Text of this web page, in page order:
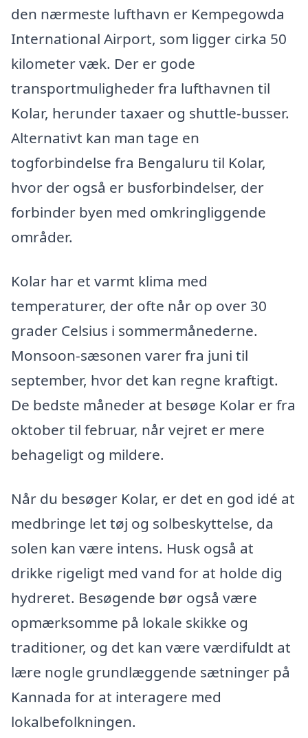
den nærmeste lufthavn er Kempegowda
International Airport, som ligger cirka 50
kilometer væk. Der er gode
transportmuligheder fra lufthavnen til
Kolar, herunder taxaer og shuttle-busser.
Alternativt kan man tage en
togforbindelse fra Bengaluru til Kolar,
hvor der også er busforbindelser, der
forbinder byen med omkringliggende
områder.
Kolar har et varmt klima med
temperaturer, der ofte når op over 30
grader Celsius i sommermånederne.
Monsoon-sæsonen varer fra juni til
september, hvor det kan regne kraftigt.
De bedste måneder at besøge Kolar er fra
oktober til februar, når vejret er mere
behageligt og mildere.
Når du besøger Kolar, er det en god idé at
medbringe let tøj og solbeskyttelse, da
solen kan være intens. Husk også at
drikke rigeligt med vand for at holde dig
hydreret. Besøgende bør også være
opmærksomme på lokale skikke og
traditioner, og det kan være værdifuldt at
lære nogle grundlæggende sætninger på
Kannada for at interagere med
lokalbefolkningen.